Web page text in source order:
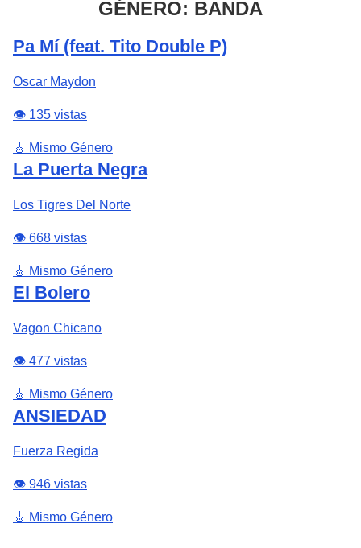
GÉNERO: BANDA
Pa Mí (feat. Tito Double P)
Oscar Maydon
👁️ 135 vistas
🎸 Mismo Género
La Puerta Negra
Los Tigres Del Norte
👁️ 668 vistas
🎸 Mismo Género
El Bolero
Vagon Chicano
👁️ 477 vistas
🎸 Mismo Género
ANSIEDAD
Fuerza Regida
👁️ 946 vistas
🎸 Mismo Género